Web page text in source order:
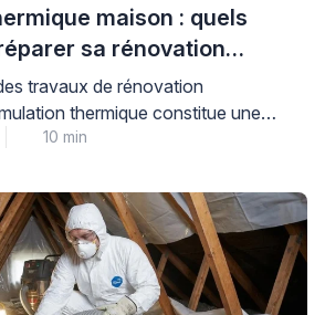
maison : quels
sa rénovation
travaux de rénovation
thermique constitue une
pour évaluer précisément les
Plusieurs niveaux d’analyse
gratuit en ligne à l’audit
réalisé par un bureau
répondant à des objectifs
10 min